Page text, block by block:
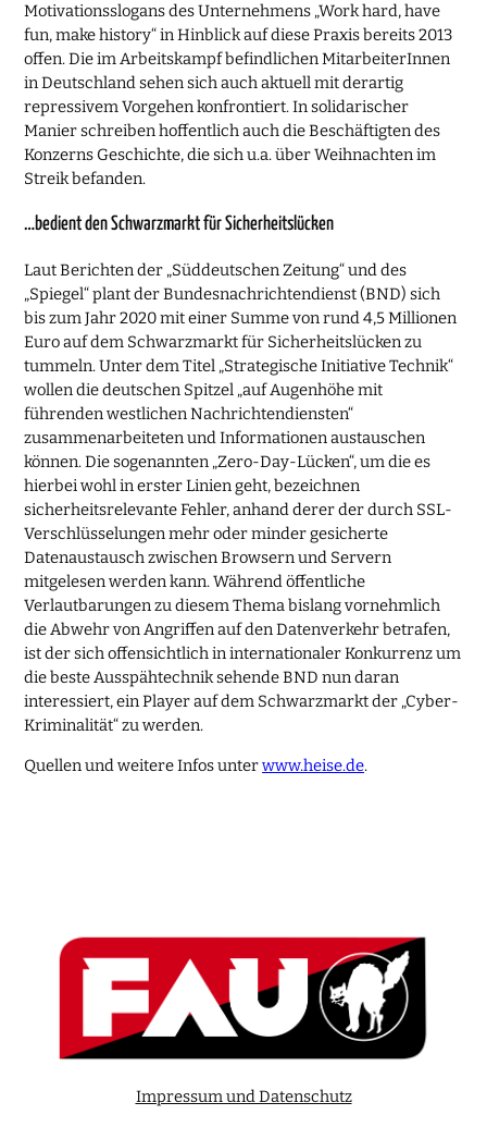
Motivationsslogans des Unternehmens „Work hard, have
fun, make history“ in Hinblick auf diese Praxis bereits 2013
offen. Die im Arbeitskampf befindlichen MitarbeiterInnen
in Deutschland sehen sich auch aktuell mit derartig
repressivem Vorgehen konfrontiert. In solidarischer
Manier schreiben hoffentlich auch die Beschäftigten des
Konzerns Geschichte, die sich u.a. über Weihnachten im
Streik befanden.
…bedient den Schwarzmarkt für Sicherheitslücken
Laut Berichten der „Süddeutschen Zeitung“ und des
„Spiegel“ plant der Bundesnachrichtendienst (BND) sich
bis zum Jahr 2020 mit einer Summe von rund 4,5 Millionen
Euro auf dem Schwarzmarkt für Sicherheitslücken zu
tummeln. Unter dem Titel „Strategische Initiative Technik“
wollen die deutschen Spitzel „auf Augenhöhe mit
führenden westlichen Nachrichtendiensten“
zusammenarbeiteten und Informationen austauschen
können. Die sogenannten „Zero-Day-Lücken“, um die es
hierbei wohl in erster Linien geht, bezeichnen
sicherheitsrelevante Fehler, anhand derer der durch SSL-
Verschlüsselungen mehr oder minder gesicherte
Datenaustausch zwischen Browsern und Servern
mitgelesen werden kann. Während öffentliche
Verlautbarungen zu diesem Thema bislang vornehmlich
die Abwehr von Angriffen auf den Datenverkehr betrafen,
ist der sich offensichtlich in internationaler Konkurrenz um
die beste Ausspähtechnik sehende BND nun daran
interessiert, ein Player auf dem Schwarzmarkt der „Cyber-
Kriminalität“ zu werden.
Quellen und weitere Infos unterwww.heise.de.
Impressum und Datenschutz